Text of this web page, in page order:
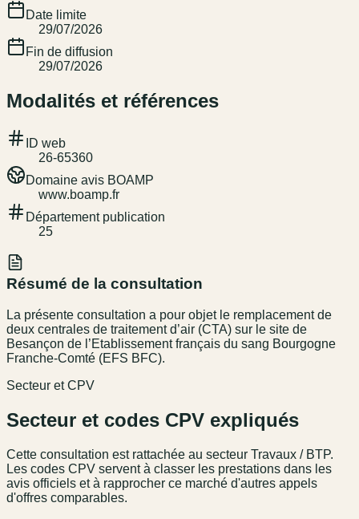
Date limite
29/07/2026
Fin de diffusion
29/07/2026
Modalités et références
ID web
26-65360
Domaine avis BOAMP
www.boamp.fr
Département publication
25
Résumé de la consultation
La présente consultation a pour objet le remplacement de
deux centrales de traitement d’air (CTA) sur le site de
Besançon de l’Etablissement français du sang Bourgogne
Franche-Comté (EFS BFC).
Secteur et CPV
Secteur et codes CPV expliqués
Cette consultation est rattachée au secteur Travaux / BTP.
Les codes CPV servent à classer les prestations dans les
avis officiels et à rapprocher ce marché d'autres appels
d'offres comparables.